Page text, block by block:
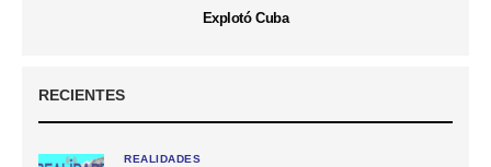
Explotó Cuba
RECIENTES
REALIDADES